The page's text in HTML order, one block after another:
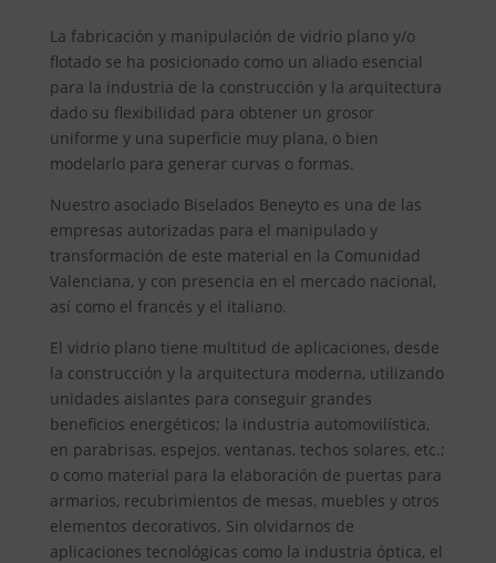
La fabricación y manipulación de vidrio plano y/o
flotado se ha posicionado como un aliado esencial
para la industria de la construcción y la arquitectura
dado su flexibilidad para obtener un grosor
uniforme y una superficie muy plana, o bien
modelarlo para generar curvas o formas.
Nuestro asociado Biselados Beneyto es una de las
empresas autorizadas para el manipulado y
transformación de este material en la Comunidad
Valenciana, y con presencia en el mercado nacional,
así como el francés y el italiano.
El vidrio plano tiene multitud de aplicaciones, desde
la construcción y la arquitectura moderna, utilizando
unidades aislantes para conseguir grandes
beneficios energéticos; la industria automovilística,
en parabrisas, espejos, ventanas, techos solares, etc.;
o como material para la elaboración de puertas para
armarios, recubrimientos de mesas, muebles y otros
elementos decorativos. Sin olvidarnos de
aplicaciones tecnológicas como la industria óptica, el